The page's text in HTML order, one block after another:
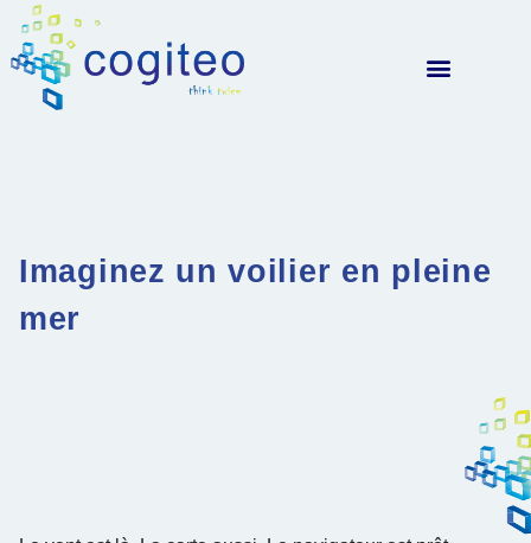
Imaginez un voilier en pleine
mer